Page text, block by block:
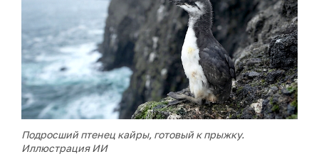
Подросший птенец кайры, готовый к прыжку.
Иллюстрация ИИ